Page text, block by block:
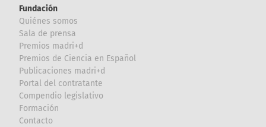
Fundación
Quiénes somos
Sala de prensa
Premios madri+d
Premios de Ciencia en Español
Publicaciones madri+d
Portal del contratante
Compendio legislativo
Formación
Contacto